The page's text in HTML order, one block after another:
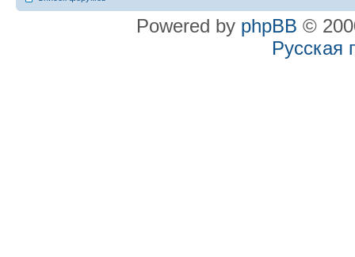
Powered by phpBB ©
Русская